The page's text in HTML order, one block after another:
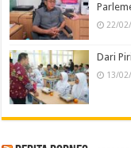
22/
Dari
13/